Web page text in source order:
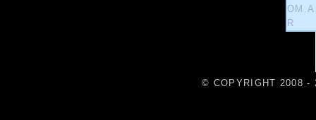
© COPYRIGHT 2008